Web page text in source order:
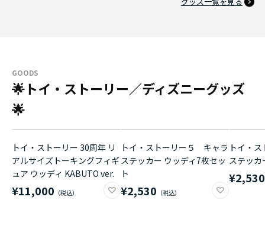
GOODS
🌟トイ・ストーリー／ディズニーグッズ
🌟
トイ・ストーリー 30周年 リ
アルサイズトーキングフィギ
ュア ウッディ KABUTO ver.
¥11,000
トイ・ストーリー５ キャラ
ステッカー ウッディ7枚セッ
ト
¥2,530
トイ・
ステッカ
¥2,530